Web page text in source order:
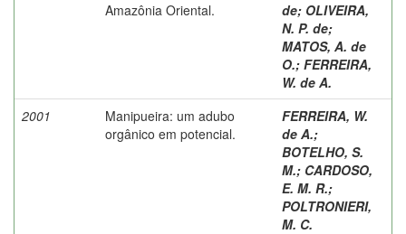
Amazônia Oriental.
de; OLIVEIRA,
N. P. de;
MATOS, A. de
O.; FERREIRA,
W. de A.
2001
Manipueira: um adubo
orgânico em potencial.
FERREIRA, W.
de A.;
BOTELHO, S.
M.; CARDOSO,
E. M. R.;
POLTRONIERI,
M. C.